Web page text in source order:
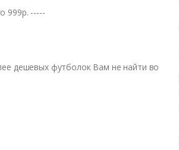
999р. -----
дешевых футболок Вам не найти во